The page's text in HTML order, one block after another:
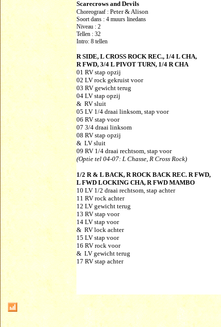
Scarecrows and Devils
Choreograaf : Peter & Alison
Soort dans : 4 muurs linedans
Niveau : 2
Tellen : 32
Intro: 8 tellen
R SIDE, L CROSS ROCK REC., 1/4 L CHA,
R FWD, 3/4 L PIVOT TURN, 1/4 R CHA
01 RV stap opzij
02 LV rock gekruist voor
03 RV gewicht terug
04 LV stap opzij
& RV sluit
05 LV 1/4 draai linksom, stap voor
06 RV stap voor
07 3/4 draai linksom
08 RV stap opzij
& LV sluit
09 RV 1/4 draai rechtsom, stap voor
(Optie tel 04-07: L Chasse, R Cross Rock)
1/2 R & L BACK, R ROCK BACK REC. R FWD,
L FWD LOCKING CHA, R FWD MAMBO
10 LV 1/2 draai rechtsom, stap achter
11 RV rock achter
12 LV gewicht terug
13 RV stap voor
14 LV stap voor
& RV lock achter
15 LV stap voor
16 RV rock voor
& LV gewicht terug
17 RV stap achter